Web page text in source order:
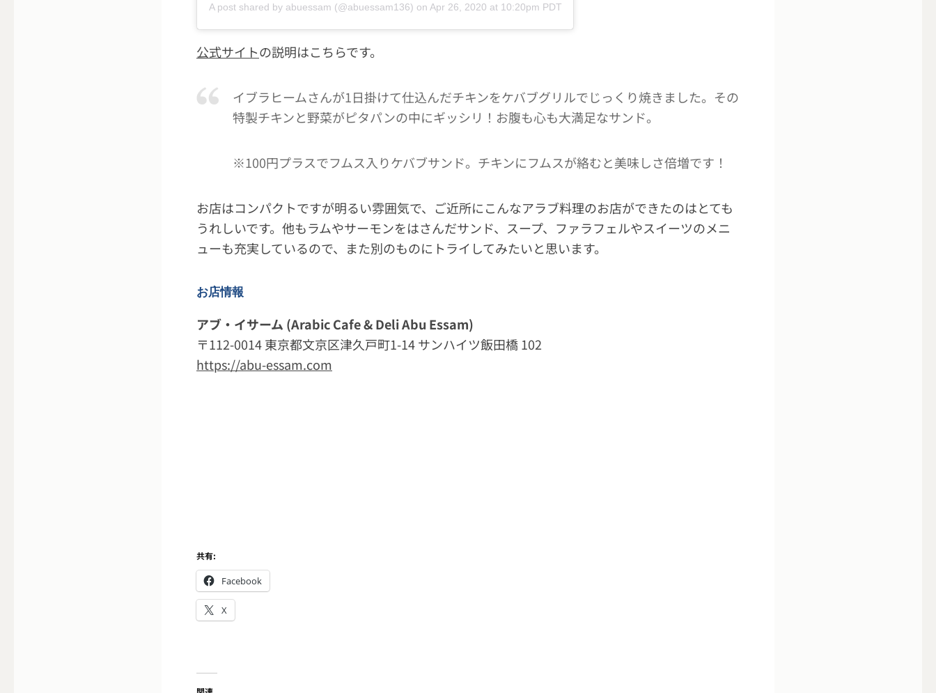
A post shared by abuessam (@abuessam136) on Apr 26, 2020 at 10:20pm PDT
公式サイトの説明はこちらです。
イブラヒームさんが1日掛けて仕込んだチキンをケバブグリルでじっくり焼きました。その
特製チキンと野菜がピタパンの中にギッシリ！お腹も心も大満足なサンド。
※100円プラスでフムス入りケバブサンド。チキンにフムスが絡むと美味しさ倍増です！
お店はコンパクトですが明るい雰囲気で、ご近所にこんなアラブ料理のお店ができたのはとても
うれしいです。他もラムやサーモンをはさんだサンド、スープ、ファラフェルやスイーツのメニ
ューも充実しているので、また別のものにトライしてみたいと思います。
お店情報
アブ・イサーム (Arabic Cafe & Deli Abu Essam)
〒112-0014 東京都文京区津久戸町1-14 サンハイツ飯田橋 102
https://abu-essam.com
共有:
Facebook
X